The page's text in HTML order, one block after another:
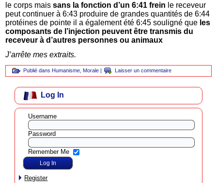
le corps maissans la fonction d’un 6:41 frein le receveur
peut continuer à 6:43 produire de grandes quantités de 6:44
protéines de pointe il a également été 6:45 souligné que les
composants de l’injection peuvent être transmis du
receveur à d’autres personnes ou animaux
J’arrête mes extraits.
Publié dans Humanisme Morale | Laisser un commentaire
Log In
Username
Password
Remember Me
Register